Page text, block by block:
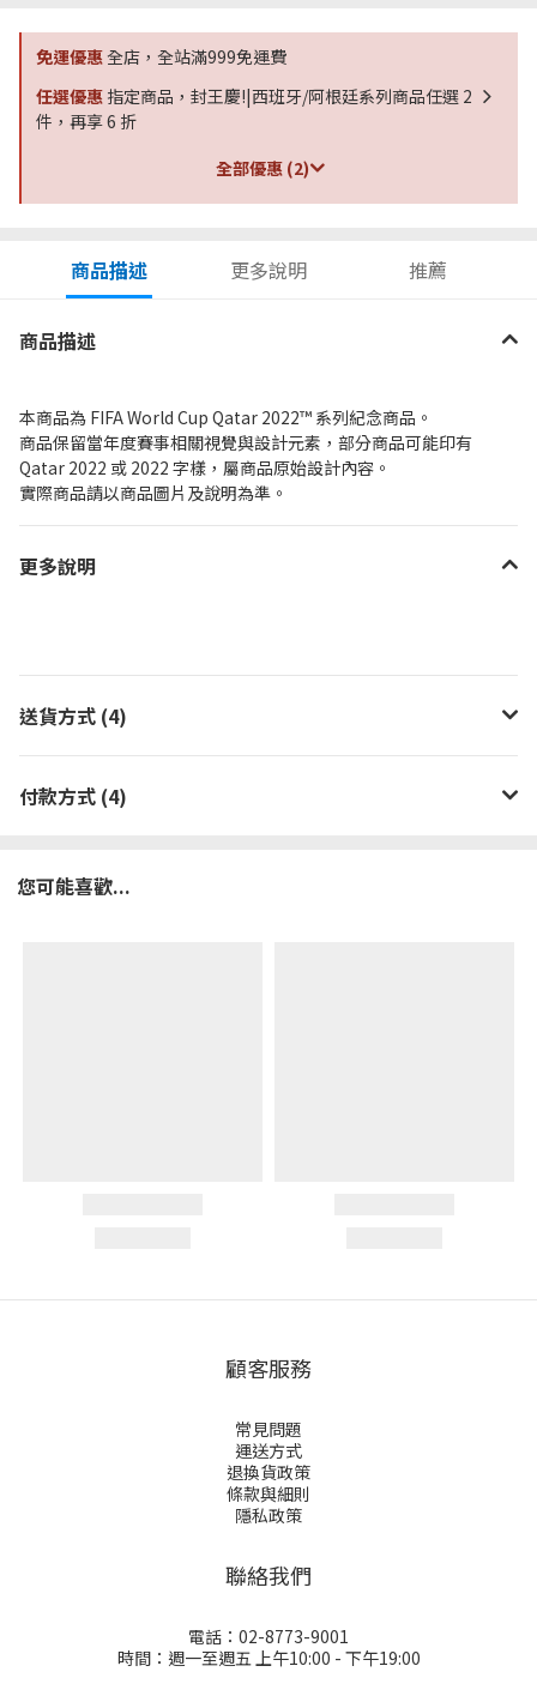
免運優惠全店，全站滿999免運費
任選優惠 指定商品，封王慶!|西班牙/阿根廷系列商品任選 2
件，再享 6 折
全部優惠 (2)
商品描述 更多說明 推薦
商品描述
本商品為 FIFA World Cup Qatar 2022™ 系列紀念商品。
商品保留當年度賽事相關視覺與設計元素，部分商品可能印有
Qatar 2022 或 2022 字樣，屬商品原始設計內容。
實際商品請以商品圖片及說明為準。
更多說明
送貨方式 (4)
付款方式 (4)
您可能喜歡...
顧客服務
常見問題
運送方式
退換貨政策
條款與細則
隱私政策
聯絡我們
電話：02-8773-9001
時間：週一至週五 上午10:00 - 下午19:00